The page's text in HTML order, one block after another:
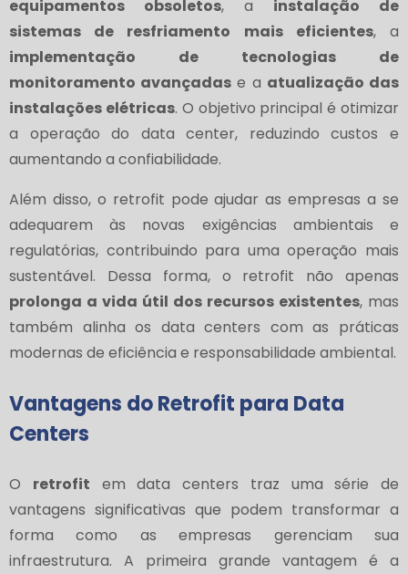
equipamentos obsoletos, a instalação de
sistemas de resfriamento mais eficientes, a
implementação de tecnologias de
monitoramento avançadas e a atualização das
instalações elétricas. O objetivo principal é otimizar
a operação do data center, reduzindo custos e
aumentando a confiabilidade.
Além disso, o retrofit pode ajudar as empresas a se
adequarem às novas exigências ambientais e
regulatórias, contribuindo para uma operação mais
sustentável. Dessa forma, o retrofit não apenas
prolonga a vida útil dos recursos existentes, mas
também alinha os data centers com as práticas
modernas de eficiência e responsabilidade ambiental.
Vantagens do Retrofit para Data
Centers
O retrofit em data centers traz uma série de
vantagens significativas que podem transformar a
forma como as empresas gerenciam sua
infraestrutura. A primeira grande vantagem é a